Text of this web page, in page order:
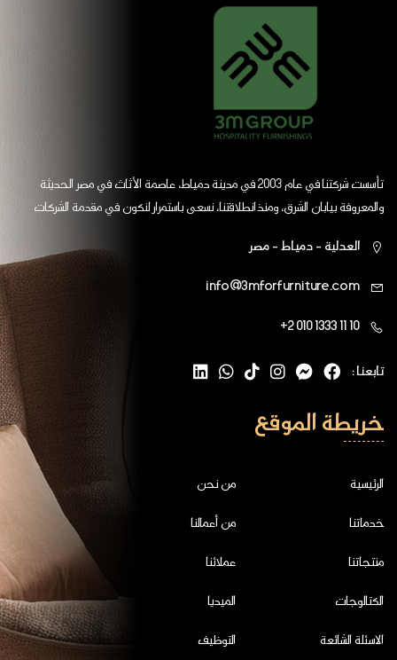
تأسست شركتنا في عام 2003 في مدينة دمياط، عاصمة الأثاث في مصر الحديثة
والمعروفة بيابان الشرق، ومنذ انطلاقتنا، نسعى باستمرار لنكون في مقدمة الشركات
العدلية - دمياط - مصر
info@3mforfurniture.com
+2 010 1333 11 10
تابعنا :
خريطة الموقع
الرئيسية من نحن
خدماتنا من أعمالنا
منتجاتنا عملائنا
الكتالوجات الميديا
الاسئلة الشائعة التوظيف